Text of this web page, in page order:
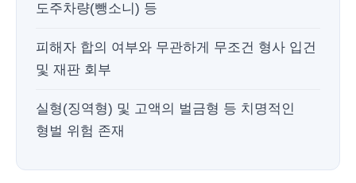
도주차량(뺑소니) 등
피해자 합의 여부와 무관하게 무조건 형사 입건
및 재판 회부
실형(징역형) 및 고액의 벌금형 등 치명적인
형벌 위험 존재